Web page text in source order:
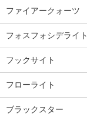
ファイアークォーツ
フォスフォシデライト
フックサイト
フローライト
ブラックスター